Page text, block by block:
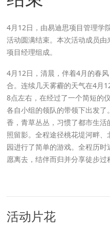
4月12日，由易迪思项目管理学
活动圆满结束。本次活动成员
项目经理组成。
4月12日，清晨，伴着4月的春
合。连续几天雾霾的天气在4月
8点左右，在经过了一个简短的
各自小组的领队的带领下出发
香，青草丛丛，习惯了都市生
照留影。全程途径桃花堤河畔
园进行了简单的游戏。全程历
愿离去，结伴而归并分享徒步过
活动片花